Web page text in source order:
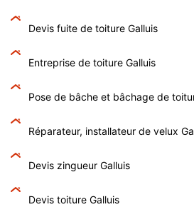
Devis fuite de toiture Galluis
Entreprise de toiture Galluis
Pose de bâche et bâchage de
Réparateur, installateur de velux
Devis zingueur Galluis
Devis toiture Galluis